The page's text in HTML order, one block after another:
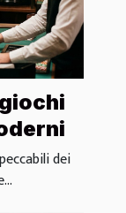
dei